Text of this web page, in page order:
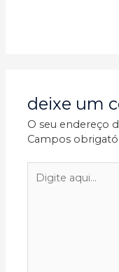
deixe um
O seu endereço
Campos
aqui...